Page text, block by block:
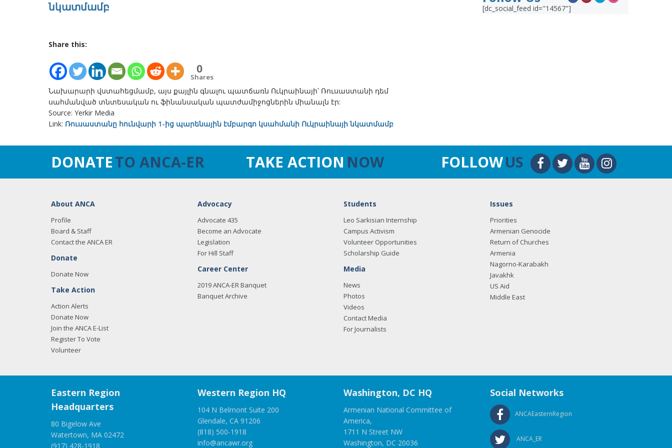
նկատմամբ
Share this:
0
Shares
Նախարարի վստահեցմամբ, այս քայլին գնալու պատճառն Ուկրաինայի՝ Ռուսաստանի դեմ
սահմանված տնտեսական ու ֆինանսական պատժամիջոցներին միանալն էր:
Source: Yerkir Media
Link: Ռուսաստանը հունվարի 1-ից պարենային էմբարգո կսահմանի Ուկրաինայի նկատմամբ
[dc_social_feed id="14567"]
DONATETO ANCA-ER TAKE ACTION NOW FOLLOWUS
About ANCA
Profile
Board & Staff
Contact the ANCA ER
Donate
Donate Now
Take Action
Action Alerts
Donate Now
Join the ANCA E-List
Register To Vote
Volunteer
Advocacy
Advocate 435
Become an Advocate
Legislation
For Hill Staff
Career Center
2019 ANCA-ER Banquet
Banquet Archive
Students
Leo Sarkisian Internship
Campus Activism
Volunteer Opportunities
Scholarship Guide
Media
News
Photos
Videos
Contact Media
For Journalists
Issues
Priorities
Armenian Genocide
Return of Churches
Armenia
Nagorno-Karabakh
Javakhk
US Aid
Middle East
Eastern Region
Headquarters
80 Bigelow Ave
Watertown, MA 02472
(917) 428-1918
Western Region HQ
104 N Belmont Suite 200
Glendale, CA 91206
(818) 500-1918
info@ancawr.org
Washington, DC HQ
Armenian National Committee of
America,
1711 N Street NW
Washington, DC 20036
Social Networks
ANCAEasternRegion
ANCA_ER